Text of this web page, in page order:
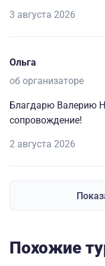
3 августа 2026
Ольга
об организаторе
Благдарю Валерию
сопровождение!
2 августа 2026
Похожие